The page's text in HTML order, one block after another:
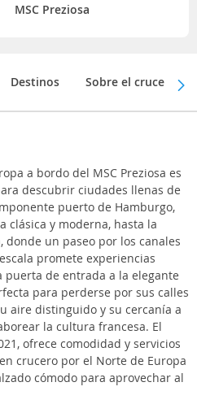
MSC Preziosa
Destinos Sobre el crucero
a bordo del MSC Preziosa es
descubrir ciudades llenas de
puerto de Hamburgo,
clásica y moderna, hasta la
un paseo por los canales
promete experiencias
puerta de entrada a la elegante
para perderse por sus calles
aire distinguido y su cercanía a
la cultura francesa. El
ofrece comodidad y servicios
crucero por el Norte de Europa
cómodo para aprovechar al